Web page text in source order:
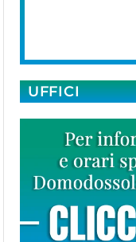
UFFICI